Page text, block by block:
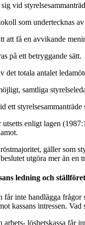
vid
som undertecknas
att få en avvikande
på ett betryggande sätt.
totala antalet
samtliga
ett
enligt lagen
gäller som
utgöra mer än en
ledning och
får inte handlägga
kassans intressen.
löshetskassa får